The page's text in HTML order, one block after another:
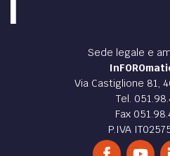
Sede legale e
Via Castiglione 81,
Tel.
Fax
P.IVA